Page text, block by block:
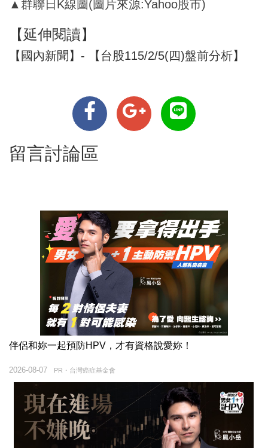
▲群聯日K線圖(圖片來源:Yahoo股市)
【延伸閱讀】
【國內新聞】- 【台股115/2/5(四)盤前分析】
留言討論區
伴侶和妳一起預防HPV，才有資格說愛妳！
PR・台灣癌症基金會
2026-08-07